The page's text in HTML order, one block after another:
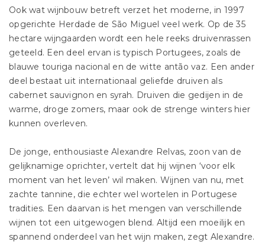
Ook wat wijnbouw betreft verzet het moderne, in 1997
opgerichte Herdade de São Miguel veel werk. Op de 35
hectare wijngaarden wordt een hele reeks druivenrassen
geteeld. Een deel ervan is typisch Portugees, zoals de
blauwe touriga nacional en de witte antão vaz. Een ander
deel bestaat uit internationaal geliefde druiven als
cabernet sauvignon en syrah. Druiven die gedijen in de
warme, droge zomers, maar ook de strenge winters hier
kunnen overleven.
De jonge, enthousiaste Alexandre Relvas, zoon van de
gelijknamige oprichter, vertelt dat hij wijnen ‘voor elk
moment van het leven’ wil maken. Wijnen van nu, met
zachte tannine, die echter wel wortelen in Portugese
tradities. Een daarvan is het mengen van verschillende
wijnen tot een uitgewogen blend. Altijd een moeilijk en
spannend onderdeel van het wijn maken, zegt Alexandre.